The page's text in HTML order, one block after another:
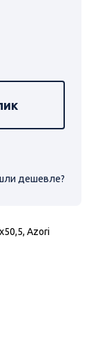
дешевле?
Azori